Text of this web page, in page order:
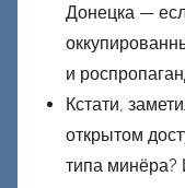
Донецка —
и
Кстати,
открытом
типа минёра?